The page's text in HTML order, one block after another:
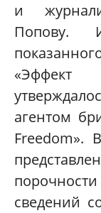
и
Попову.
«Эффект
агентом
Freedom».
сведений